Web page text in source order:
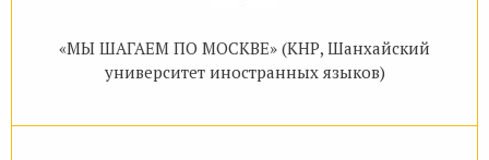
«МЫ ШАГАЕМ ПО МОСКВЕ» (КНР, Шанхайский
университет иностранных языков)